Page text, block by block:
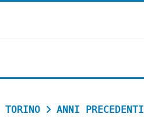
TORINO ANNI PRECEDENTI